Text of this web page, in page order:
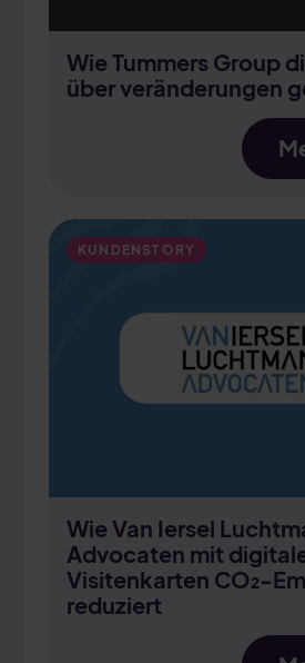
Wie Tummers Group
über veränderungen
KUNDENSTORY
Wie Van Iersel
Advocaten mit
Visitenkarten CO₂-
reduziert